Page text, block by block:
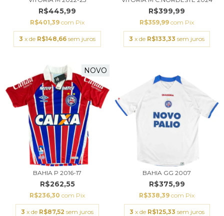
R$445,99
R$401,39 com Pix
3 x de R$148,66 sem juros
R$399,99
R$359,99 com Pix
3 x de R$133,33 sem juros
NOVO
BAHIA P 2016-17
R$262,55
R$236,30 com Pix
3 x de R$87,52 sem juros
BAHIA GG 2007
R$375,99
R$338,39 com Pix
3 x de R$125,33 sem juros